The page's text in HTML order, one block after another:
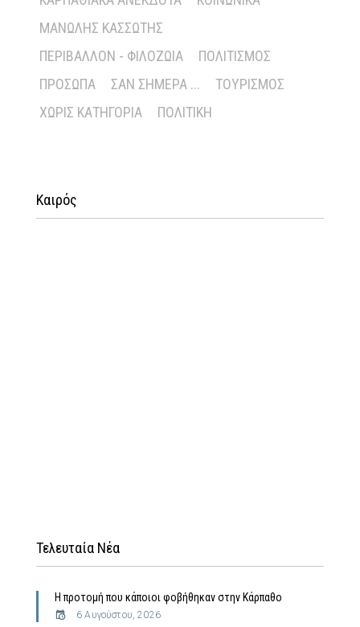
ΜΑΝΏΛΗΣ ΚΑΣΣΏΤΗΣ
ΠΕΡΙΒΆΛΛΟΝ - ΦΙΛΟΖΩΊΑ
ΠΟΛΙΤΙΣΜΌΣ
ΠΡΌΣΩΠΑ
ΣΑΝ ΣΉΜΕΡΑ ...
ΤΟΥΡΙΣΜΌΣ
ΧΩΡΊΣ ΚΑΤΗΓΟΡΊΑ
ΠΟΛΙΤΙΚΉ
Καιρός
Τελευταία Νέα
Η προτομή που κάποιοι φοβήθηκαν στην Κάρπαθο
6 Αυγούστου, 2026